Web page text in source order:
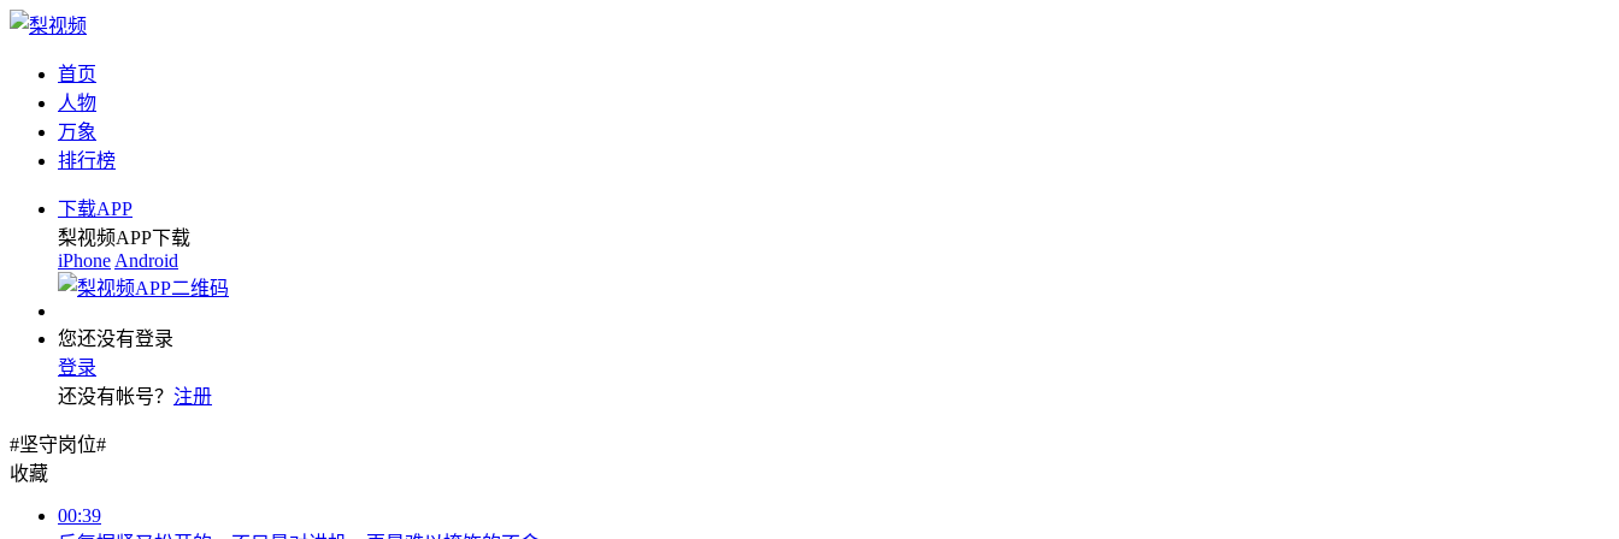
首页
人物
万象
排行榜
下载APP
梨视频APP下载
iPhone Android
您还没有登录
登录
还没有帐号？ 注册
#坚守岗位#
收藏
00:39